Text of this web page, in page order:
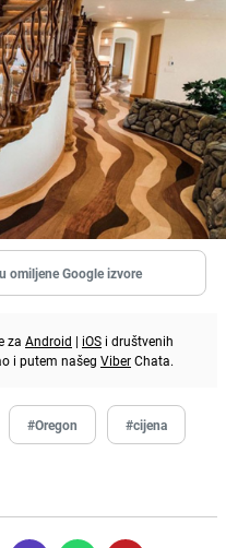
omiljene Google izvore
za Android | iOS i društvenih
i putem našeg ViberChata.
#Oregon #cijena